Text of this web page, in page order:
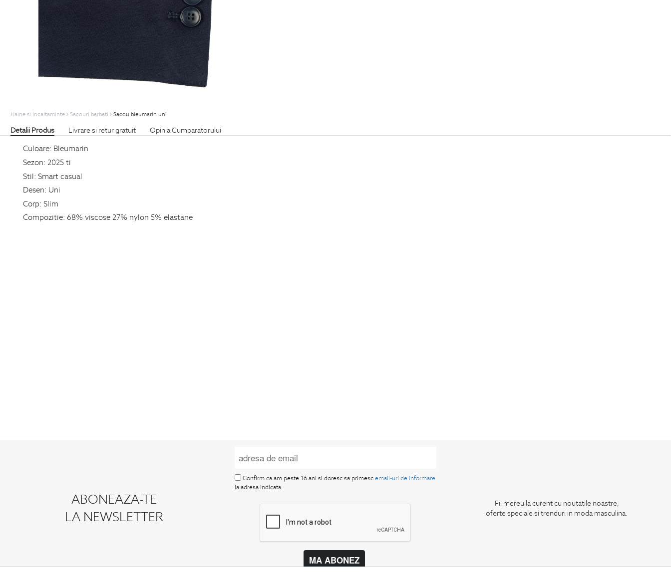
Haine si Incaltaminte Sacouri barbati Sacou bleumarin uni
Detalii Produs Livrare si retur gratuit Opinia Cumparatorului
Culoare: Bleumarin
Sezon: 2025 ti
Stil: Smart casual
Desen: Uni
Corp: Slim
Compozitie: 68% viscose 27% nylon 5% elastane
ABONEAZA-TE
LA NEWSLETTER
Confirm ca am peste 16 ani si doresc sa primescemail-uri de informare
la adresa indicata.
MA ABONEZ
Fii mereu la curent cu noutatile noastre,
oferte speciale si trenduri in moda masculina.